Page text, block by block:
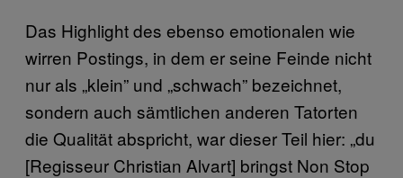
Das Highlight des ebenso emotionalen wie
wirren Postings, in dem er seine Feinde nicht
nur als „klein” und „schwach” bezeichnet,
sondern auch sämtlichen anderen Tatorten
die Qualität abspricht, war dieser Teil hier: „du
[Regisseur Christian Alvart] bringst Non Stop